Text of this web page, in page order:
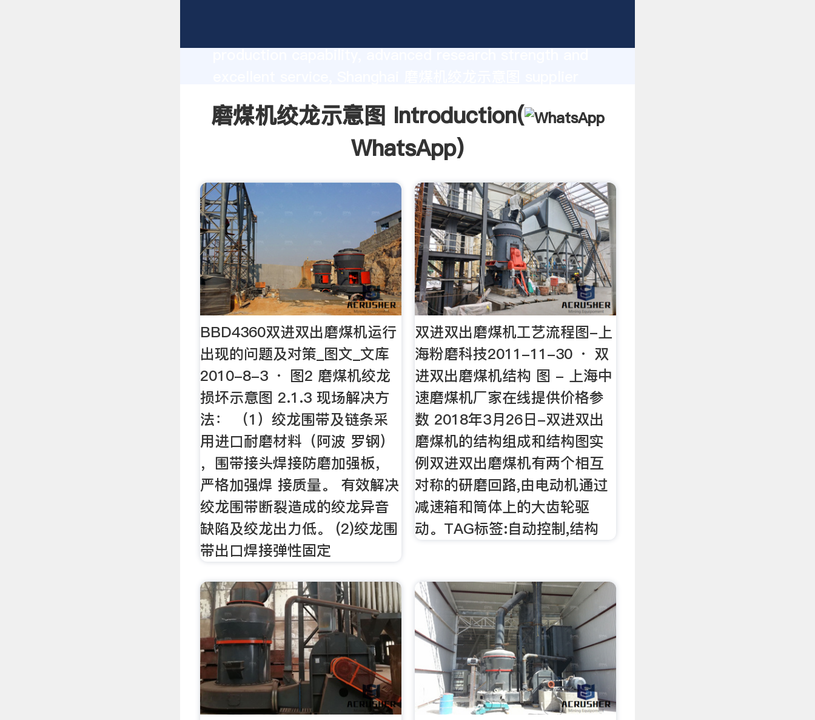
create the value and bring values to all of customers.
磨煤机绞龙示意图 Introduction(
WhatsApp)
BBD4360双进双出磨煤机运行
出现的问题及对策_图文_文库
2010-8-3 · 图2 磨煤机绞龙
损坏示意图 2.1.3 现场解决方
法： （1）绞龙围带及链条采
用进口耐磨材料（阿波 罗钢）
，围带接头焊接防磨加强板，
严格加强焊 接质量。 有效解决
绞龙围带断裂造成的绞龙异音
缺陷及绞龙出力低。 (2)绞龙围
带出口焊接弹性固定
双进双出磨煤机工艺流程图-上
海粉磨科技2011-11-30 · 双
进双出磨煤机结构 图 - 上海中
速磨煤机厂家在线提供价格参
数 2018年3月26日-双进双出
磨煤机的结构组成和结构图实
例双进双出磨煤机有两个相互
对称的研磨回路,由电动机通过
减速箱和筒体上的大齿轮驱
动。TAG标签:自动控制,结构